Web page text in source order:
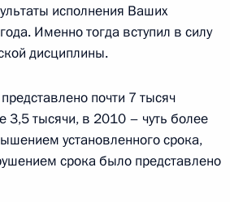
исполнения Ваших
Именно тогда вступил в силу
дисциплины.
почти 7 тысяч
3,5 тысячи, в 2010 – чуть более
установленного срока,
срока было представлено